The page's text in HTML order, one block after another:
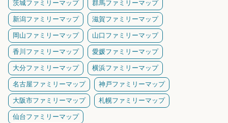
茨城ファミリーマップ
群馬ファミリーマップ
新潟ファミリーマップ
滋賀ファミリーマップ
岡山ファミリーマップ
山口ファミリーマップ
香川ファミリーマップ
愛媛ファミリーマップ
大分ファミリーマップ
横浜ファミリーマップ
名古屋ファミリーマップ
神戸ファミリーマップ
大阪市ファミリーマップ
札幌ファミリーマップ
仙台ファミリーマップ